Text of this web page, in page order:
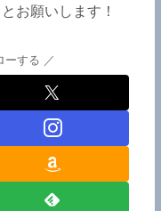
お願いします！
ーする